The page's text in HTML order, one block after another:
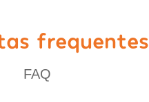
frequentes
FAQ